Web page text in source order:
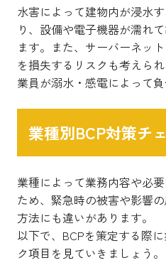
水害によって建物内が浸水
り、設備や電子機器が濡れ
ます。また、サーバーネッ
を損失するリスクも考えら
業員が溺水・感電によって
業種別BCP対策チ
業種によって業務内容や必
ため、緊急時の被害や影響
方法にも違いがあります。
以下で、BCPを策定する際
ク項目を見ていきましょう。